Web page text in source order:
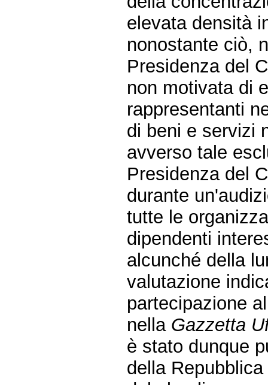
elevata densità
nonostante ciò,
Presidenza del
non motivata di
rappresentanti
di beni e servizi
avverso tale
Presidenza del
durante
tutte le
dipendenti
alcunché della
valutazione
partecipazione
nella Gazzetta
è stato dunque
della